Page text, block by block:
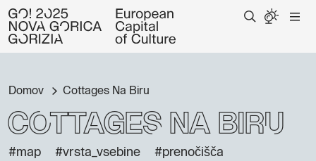
Domov Cottages Na Biru
Cottages Na Biru
#map #vrsta_vsebine
#prenočišča